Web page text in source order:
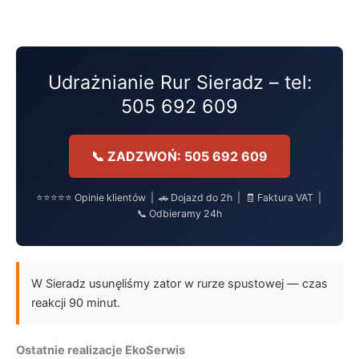
treści
Udrażnianie Rur Sieradz – tel:
505 692 609
📞 ZADZWOŃ: 505 692 609
⭐⭐⭐⭐⭐ Opinie klientów | 🚗 Dojazd do 2h | 🧾 Faktura VAT |
📞 Odbieramy 24h
W Sieradz usunęliśmy zator w rurze spustowej — czas
reakcji 90 minut.
Ostatnie realizacje EkoSerwis